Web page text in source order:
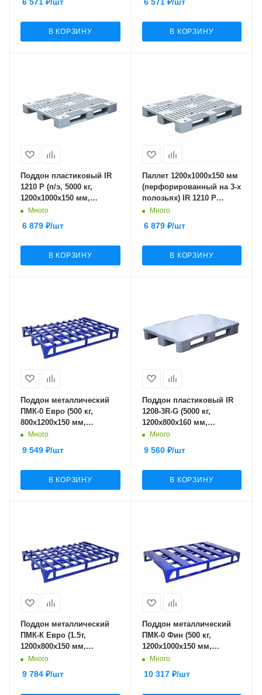
серый)
В КОРЗИНУ
синий)
В КОРЗИНУ
Поддон пластиковый IR
1210 P (п/э, 5000 кг,
1200x1000х150 мм,
перфорированный, на 3-х
полозьях, серый)
Много
6 879 ₽/шт
В КОРЗИНУ
Паллет 1200х1000х150 мм
(перфорированный на 3-х
полозьях) IR 1210 P
серый
Много
6 879₽/шт
В КОРЗИНУ
Поддон металлический
ПМК-0 Евро (500 кг,
800x1200x150 мм,
каркасный облегченный)
Много
9 549 ₽/шт
В КОРЗИНУ
Поддон пластиковый IR
1208-3R-G (5000 кг,
1200х800х160 мм,
сплошной,
полозьях, серый)
Много
9 560₽/шт
В КОРЗИНУ
Поддон металлический
ПМК-К Евро (1.5т,
1200x800x150 мм,
окрашенный)
Много
9 784 ₽/шт
Поддон металлический
ПМК-0 Фин (500 кг,
1200x1000x150 мм,
каркасный, облегченный)
Много
10 317₽/шт